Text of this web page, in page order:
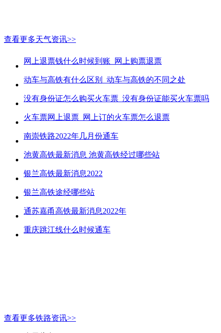
查看更多天气资讯>>
网上退票钱什么时候到账_网上购票退票
动车与高铁有什么区别_动车与高铁的不同之处
没有身份证怎么购买火车票_没有身份证能买火车票吗
火车票网上退票_网上订的火车票怎么退票
南崇铁路2022年几月份通车
池黄高铁最新消息 池黄高铁经过哪些站
银兰高铁最新消息2022
银兰高铁途经哪些站
通苏嘉甬高铁最新消息2022年
重庆跳江线什么时候通车
查看更多铁路资讯>>